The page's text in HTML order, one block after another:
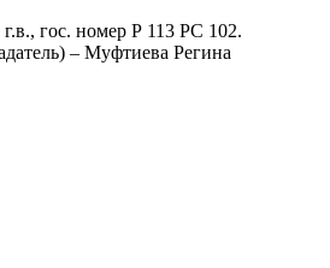
гос. номер Р 113 РС 102.
– Муфтиева Регина